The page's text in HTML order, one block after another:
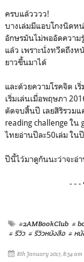
ครบแล้วววว!
บางเล่มมีแอบโกงนิดห
อักษรมันไม่พออัดความ
แล้ว เพราะนั่งทวีตถึงห
ยาวขึ้นมาได้
และด้วยความโรคจิต
เริ่มเล่นเมื่อพฤษภา
ตัดจบสิ้นปี เลยสิริรวม
reading challenge ใ
ไทยอ่านปีละ50เล่ม ใน
ปีนี้ไว้มาดูกันนะว่าจะอ่า
- - -
#2AMBookClub #
# รีวิว # รีวิวหนังสือ # ห
8th January 2017, 8:54 am